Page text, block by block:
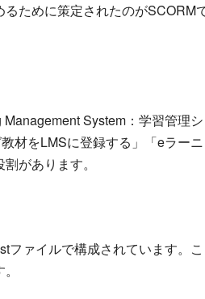
ために策定されたのがSCORM
System：学習管理シ
材をLMSに登録する」「eラーニ
があります。
ファイルで構成されています。こ